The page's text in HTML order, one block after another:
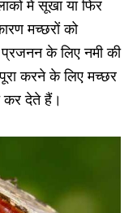
में सूखा या फिर
मच्छरों को
के लिए नमी की
करने के लिए मच्छर
कर देते हैं।